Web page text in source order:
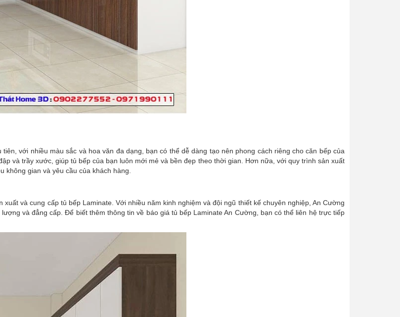
với nhiều màu sắc và hoa văn đa dạng, bạn có thể dễ dàng tạo nên phong cách riêng cho căn bếp của
và trầy xước, giúp tủ bếp của bạn luôn mới mẻ và bền đẹp theo thời gian. Hơn nữa, với quy trình sản xuất
không gian và yêu cầu của khách hàng.
và cung cấp tủ bếp Laminate. Với nhiều năm kinh nghiệm và đội ngũ thiết kế chuyên nghiệp, An Cường
và đẳng cấp. Để biết thêm thông tin về báo giá tủ bếp Laminate An Cường, bạn có thể liên hệ trực tiếp